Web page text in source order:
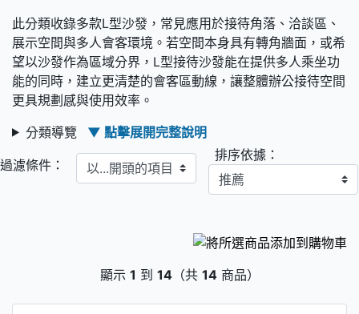
此分類收錄多款L型沙發，常見應用於接待角落、洽談區、
展示空間與多人會客環境。若空間本身具有轉角牆面，或希
望以沙發作為區域分界，L型接待沙發能在提供多人乘坐功
能的同時，建立更清楚的會客區動線，讓整體辦公接待空間
更具規劃感與使用效率。
分類導覽
▼ 點擊展開完整說明
過濾條件： 以...開頭的項目 排序依據：
顯示 1 到 14（共 14商品）